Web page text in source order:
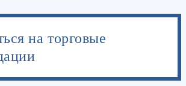
на торговые